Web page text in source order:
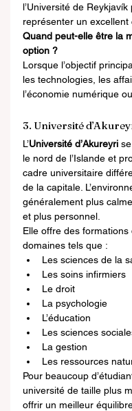
l’Université de Reykjavík
représenter un excellent
Quand peut-elle être la
option ?
Lorsque l’objectif
les technologies, les
l’économie numérique
3. Université
L’Université d’Akureyri
le nord de l’Islande et
cadre universitaire
de la capitale.
généralement plus
et plus personnel.
Elle offre des formations
domaines tels que :
Les sciences de la
Les soins infirmiers
Le droit
La psychologie
L’éducation
Les sciences
La gestion
Les ressources
Pour beaucoup
université de taille plus
offrir un meilleur